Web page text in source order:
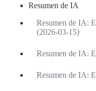
Resumen de IA
Resumen de IA:
(2026-03-15)
Resumen de IA:
Resumen de IA: